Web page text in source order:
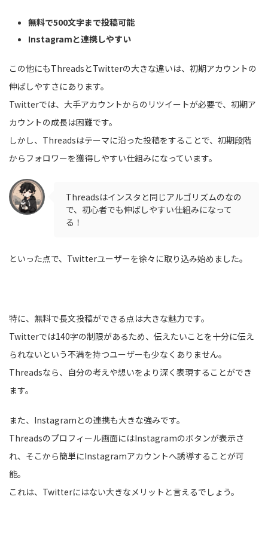
無料で500文字まで投稿可能
Instagramと連携しやすい
この他にもThreadsとTwitterの大きな違いは、初期アカウントの
伸ばしやすさにあります。
Twitterでは、大手アカウントからのリツイートが必要で、初期ア
カウントの成長は困難です。
しかし、Threadsはテーマに沿った投稿をすることで、初期段階
からフォロワーを獲得しやすい仕組みになっています。
Threadsはインスタと同じアルゴリズムのなの
で、初心者でも伸ばしやすい仕組みになって
る！
といった点で、Twitterユーザーを徐々に取り込み始めました。
特に、無料で長文投稿ができる点は大きな魅力です。
Twitterでは140字の制限があるため、伝えたいことを十分に伝え
られないという不満を持つユーザーも少なくありません。
Threadsなら、自分の考えや想いをより深く表現することができ
ます。
また、Instagramとの連携も大きな強みです。
Threadsのプロフィール画面にはInstagramのボタンが表示さ
れ、そこから簡単にInstagramアカウントへ誘導することが可
能。
これは、Twitterにはない大きなメリットと言えるでしょう。